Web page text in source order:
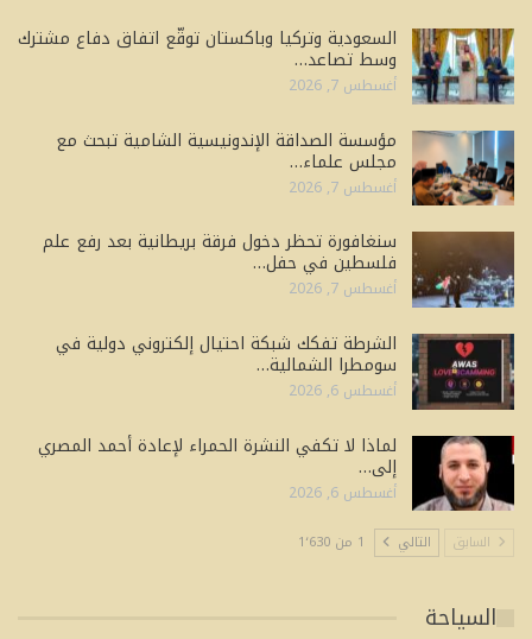
السعودية وتركيا وباكستان توقّع اتفاق دفاع مشترك
وسط تصاعد…
أغسطس 7, 2026
مؤسسة الصداقة الإندونيسية الشامية تبحث مع
مجلس علماء…
أغسطس 7, 2026
سنغافورة تحظر دخول فرقة بريطانية بعد رفع علم
فلسطين في حفل…
أغسطس 7, 2026
الشرطة تفكك شبكة احتيال إلكتروني دولية في
سومطرا الشمالية…
أغسطس 6, 2026
لماذا لا تكفي النشرة الحمراء لإعادة أحمد المصري
إلى…
أغسطس 6, 2026
السابق التالي 1 من 1٬630
السياحة